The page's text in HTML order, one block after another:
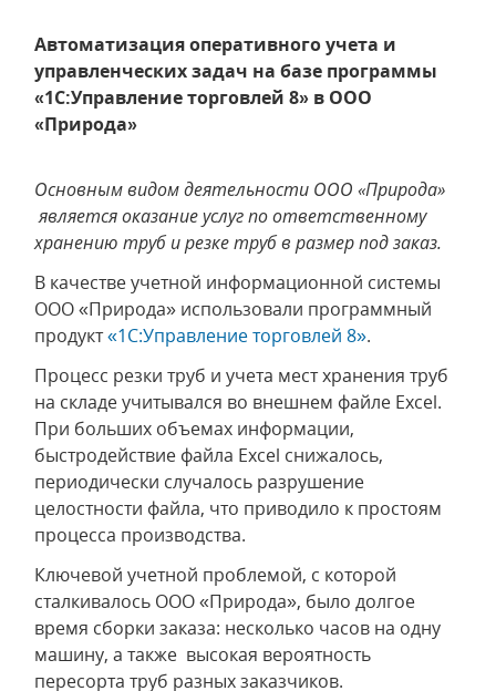
Автоматизация оперативного учета и
управленческих задач на базе программы
«1С:Управление торговлей 8» в ООО
«Природа»
Основным видом деятельности ООО «Природа»
является оказание услуг по ответственному
хранению труб и резке труб в размер под заказ.
В качестве учетной информационной системы
ООО «Природа» использовали программный
продукт«1С:Управление торговлей 8».
Процесс резки труб и учета мест хранения труб
на складе учитывался во внешнем файле Excel.
При больших объемах информации,
быстродействие файла Excel снижалось,
периодически случалось разрушение
целостности файла, что приводило к простоям
процесса производства.
Ключевой учетной проблемой, с которой
сталкивалось ООО «Природа», было долгое
время сборки заказа: несколько часов на одну
машину, а также высокая вероятность
пересорта труб разных заказчиков.